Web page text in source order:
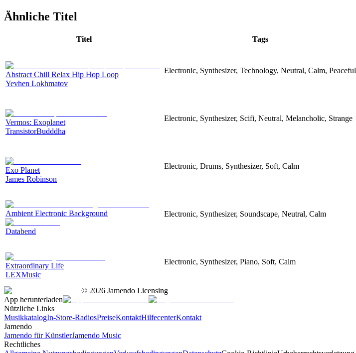
Ähnliche Titel
Titel Tags
Abstract Chill Relax Hip Hop Loop
Yevhen Lokhmatov
Electronic, Synthesizer, Technology, Neutral, Calm, Peaceful
Vermos: Exoplanet
TransistorBudddha
Electronic, Synthesizer, Scifi, Neutral, Melancholic, Strange
Exo Planet
James Robinson
Electronic, Drums, Synthesizer, Soft, Calm
Ambient Electronic Background
Databend
Electronic, Synthesizer, Soundscape, Neutral, Calm
Extraordinary Life
LEXMusic
Electronic, Synthesizer, Piano, Soft, Calm
© 2026 Jamendo Licensing
App herunterladen
Nützliche Links
MusikkatalogIn-Store-RadiosPreiseKontaktHilfecenterKontakt
Jamendo
Jamendo für KünstlerJamendo Music
Rechtliches